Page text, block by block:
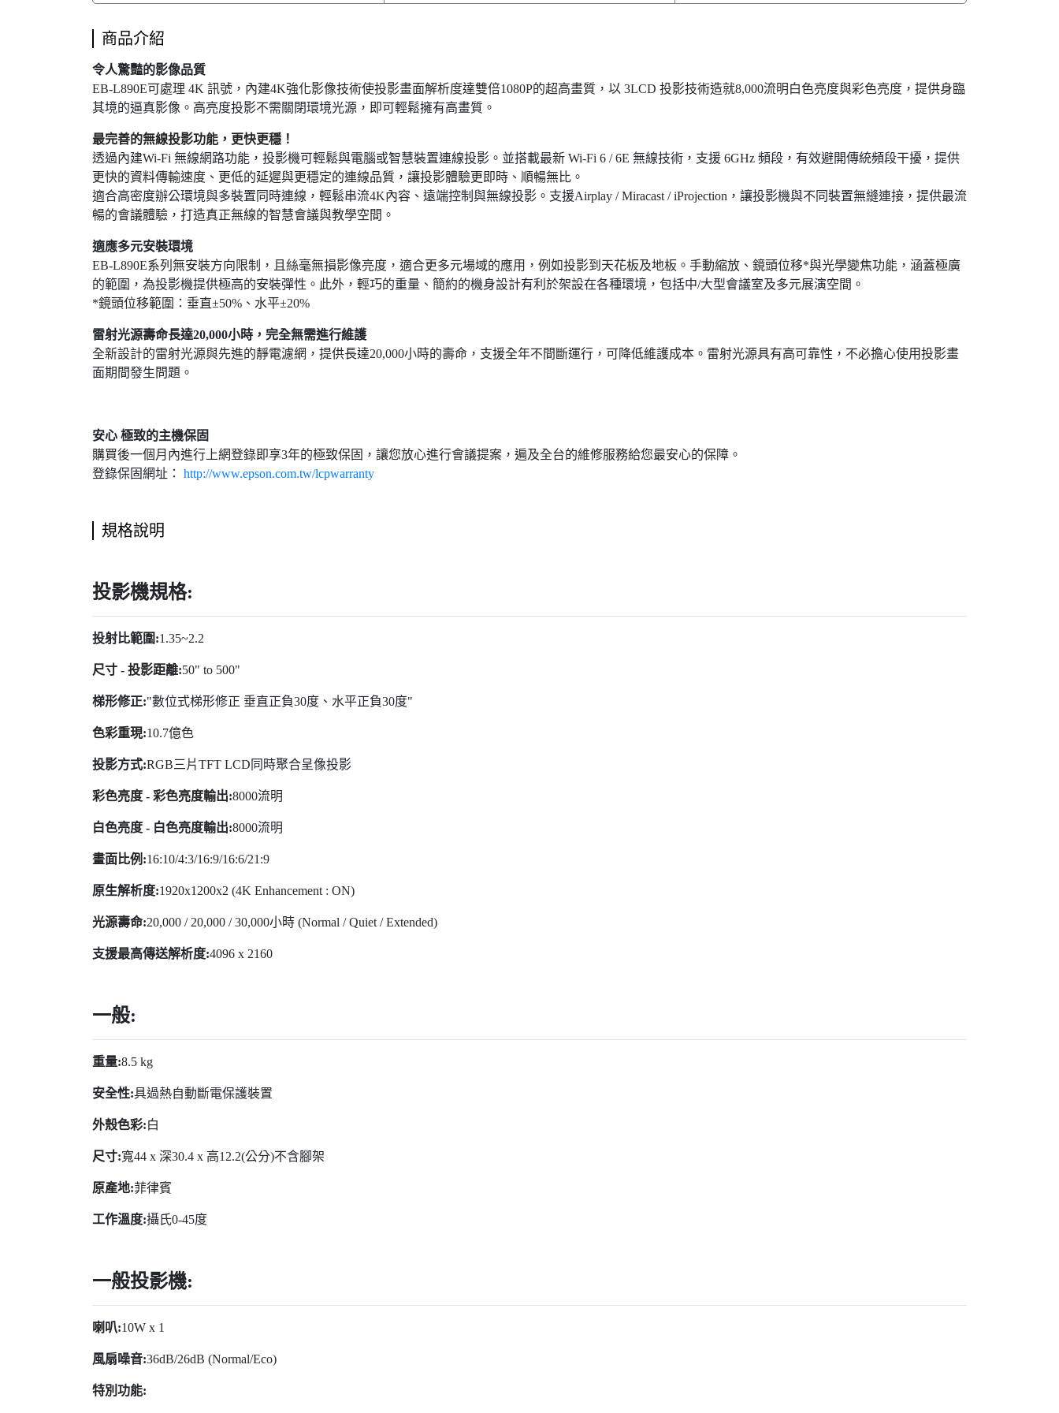
商品介紹
令人驚豔的影像品質
EB-L890E可處理 4K 訊號，內建4K強化影像技術使投影畫面解析度達雙倍1080P的超高畫質，以 3LCD 投影技術造就8,000流明白色亮度與彩色亮度，提供身臨
其境的逼真影像。高亮度投影不需關閉環境光源，即可輕鬆擁有高畫質。
最完善的無線投影功能，更快更穩！
透過內建Wi-Fi 無線網路功能，投影機可輕鬆與電腦或智慧裝置連線投影。並搭載最新 Wi-Fi 6 / 6E 無線技術，支援 6GHz 頻段，有效避開傳統頻段干擾，提供
更快的資料傳輸速度、更低的延遲與更穩定的連線品質，讓投影體驗更即時、順暢無比。
適合高密度辦公環境與多裝置同時連線，輕鬆串流4K內容、遠端控制與無線投影。支援Airplay / Miracast / iProjection，讓投影機與不同裝置無縫連接，提供最流
暢的會議體驗，打造真正無線的智慧會議與教學空間。
適應多元安裝環境
EB-L890E系列無安裝方向限制，且絲毫無損影像亮度，適合更多元場域的應用，例如投影到天花板及地板。手動縮放、鏡頭位移*與光學變焦功能，涵蓋極廣
的範圍，為投影機提供極高的安裝彈性。此外，輕巧的重量、簡約的機身設計有利於架設在各種環境，包括中/大型會議室及多元展演空間。
*鏡頭位移範圍：垂直±50%、水平±20%
雷射光源壽命長達20,000小時，完全無需進行維護
全新設計的雷射光源與先進的靜電濾網，提供長達20,000小時的壽命，支援全年不間斷運行，可降低維護成本。雷射光源具有高可靠性，不必擔心使用投影畫
面期間發生問題。
安心 極致的主機保固
購買後一個月內進行上網登錄即享3年的極致保固，讓您放心進行會議提案，遍及全台的維修服務給您最安心的保障。
登錄保固網址： http://www.epson.com.tw/lcpwarranty
規格說明
投影機規格:
投射比範圍:1.35~2.2
尺寸 - 投影距離:50" to 500"
梯形修正:"數位式梯形修正 垂直正負30度、水平正負30度"
色彩重現:10.7億色
投影方式:RGB三片TFT LCD同時聚合呈像投影
彩色亮度 - 彩色亮度輸出:8000流明
白色亮度 - 白色亮度輸出:8000流明
畫面比例:16:10/4:3/16:9/16:6/21:9
原生解析度:1920x1200x2 (4K Enhancement : ON)
光源壽命:20,000 / 20,000 / 30,000小時 (Normal / Quiet / Extended)
支援最高傳送解析度:4096 x 2160
一般:
重量:8.5 kg
安全性:具過熱自動斷電保護裝置
外殼色彩:白
尺寸:寬44 x 深30.4 x 高12.2(公分)不含腳架
原產地:菲律賓
工作溫度:攝氏0-45度
一般投影機:
喇叭:10W x 1
風扇噪音:36dB/26dB (Normal/Eco)
特別功能: